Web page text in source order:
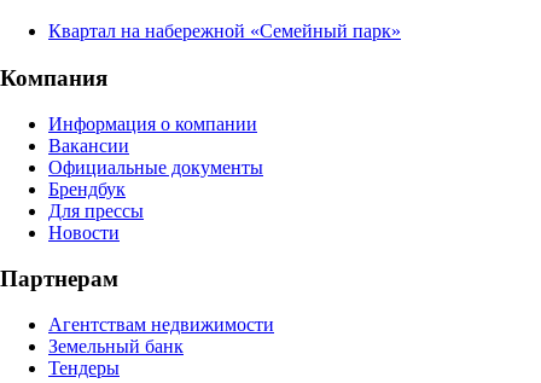
Квартал на набережной «Семейный парк»
Компания
Информация о компании
Вакансии
Официальные документы
Брендбук
Для прессы
Новости
Партнерам
Агентствам недвижимости
Земельный банк
Тендеры